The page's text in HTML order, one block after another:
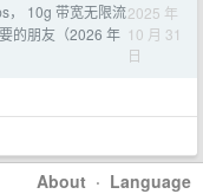
， 10g 带宽无限流
的朋友（2026 年
2025 年
10 月 31
日
About · Language